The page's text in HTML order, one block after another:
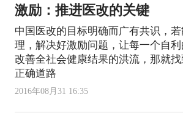
激励：推进医改的关键
中国医改的目标明确而广有共识，
理，解决好激励问题，让每一个自
改善全社会健康结果的洪流，那就
正确道路
2016年08月31 16:35